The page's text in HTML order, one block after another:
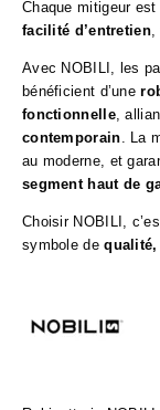
Chaque mitigeur
facilité d’entretien,
Avec NOBILI, les
bénéficient d’une
fonctionnelle,
contemporain. La
au moderne, et
segment haut de
Choisir NOBILI,
symbole de